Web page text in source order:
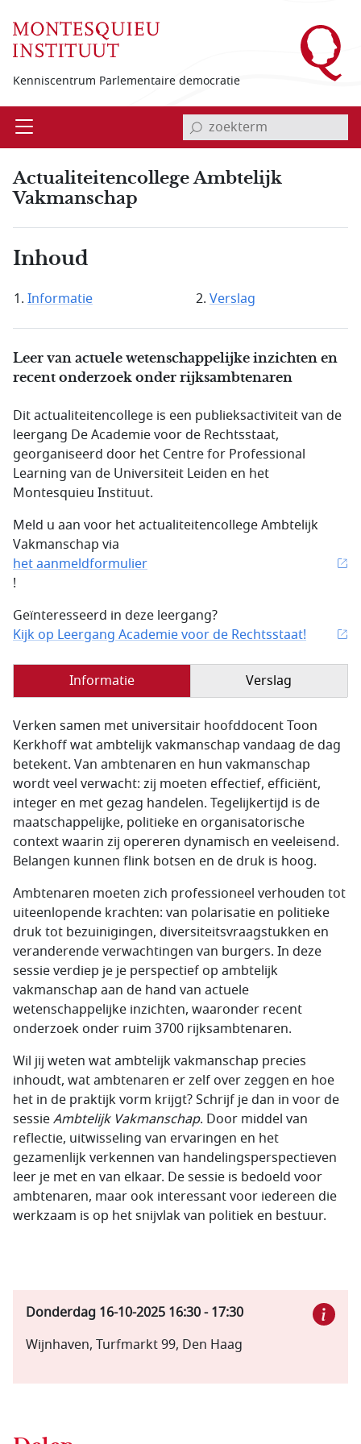
Kenniscentrum Parlementaire democratie
Open invoerveld zoekterm
Actualiteitencollege Ambtelijk
Vakmanschap
Inhoud
Informatie Verslag
Leer van actuele wetenschappelijke inzichten en
recent onderzoek onder rijksambtenaren
Dit actualiteitencollege is een publieksactiviteit van de
leergang De Academie voor de Rechtsstaat,
georganiseerd door het Centre for Professional
Learning van de Universiteit Leiden en het
Montesquieu Instituut.
Meld u aan voor het actualiteitencollege Ambtelijk
Vakmanschap via
het aanmeldformulier
!
Geïnteresseerd in deze leergang?
Kijk op Leergang Academie voor de Rechtsstaat!
Informatie Verslag
Verken samen met universitair hoofddocent Toon
Kerkhoff wat ambtelijk vakmanschap vandaag de dag
betekent. Van ambtenaren en hun vakmanschap
wordt veel verwacht: zij moeten effectief, efficiënt,
integer en met gezag handelen. Tegelijkertijd is de
maatschappelijke, politieke en organisatorische
context waarin zij opereren dynamisch en veeleisend.
Belangen kunnen flink botsen en de druk is hoog.
Ambtenaren moeten zich professioneel verhouden tot
uiteenlopende krachten: van polarisatie en politieke
druk tot bezuinigingen, diversiteitsvraagstukken en
veranderende verwachtingen van burgers. In deze
sessie verdiep je je perspectief op ambtelijk
vakmanschap aan de hand van actuele
wetenschappelijke inzichten, waaronder recent
onderzoek onder ruim 3700 rijksambtenaren.
Wil jij weten wat ambtelijk vakmanschap precies
inhoudt, wat ambtenaren er zelf over zeggen en hoe
het in de praktijk vorm krijgt? Schrijf je dan in voor de
sessieAmbtelijk Vakmanschap. Door middel van
reflectie, uitwisseling van ervaringen en het
gezamenlijk verkennen van handelingsperspectieven
leer je met en van elkaar. De sessie is bedoeld voor
ambtenaren, maar ook interessant voor iedereen die
werkzaam is op het snijvlak van politiek en bestuur.
Donderdag 16-10-2025 16:30-17:30
Wijnhaven, Turfmarkt 99, Den Haag